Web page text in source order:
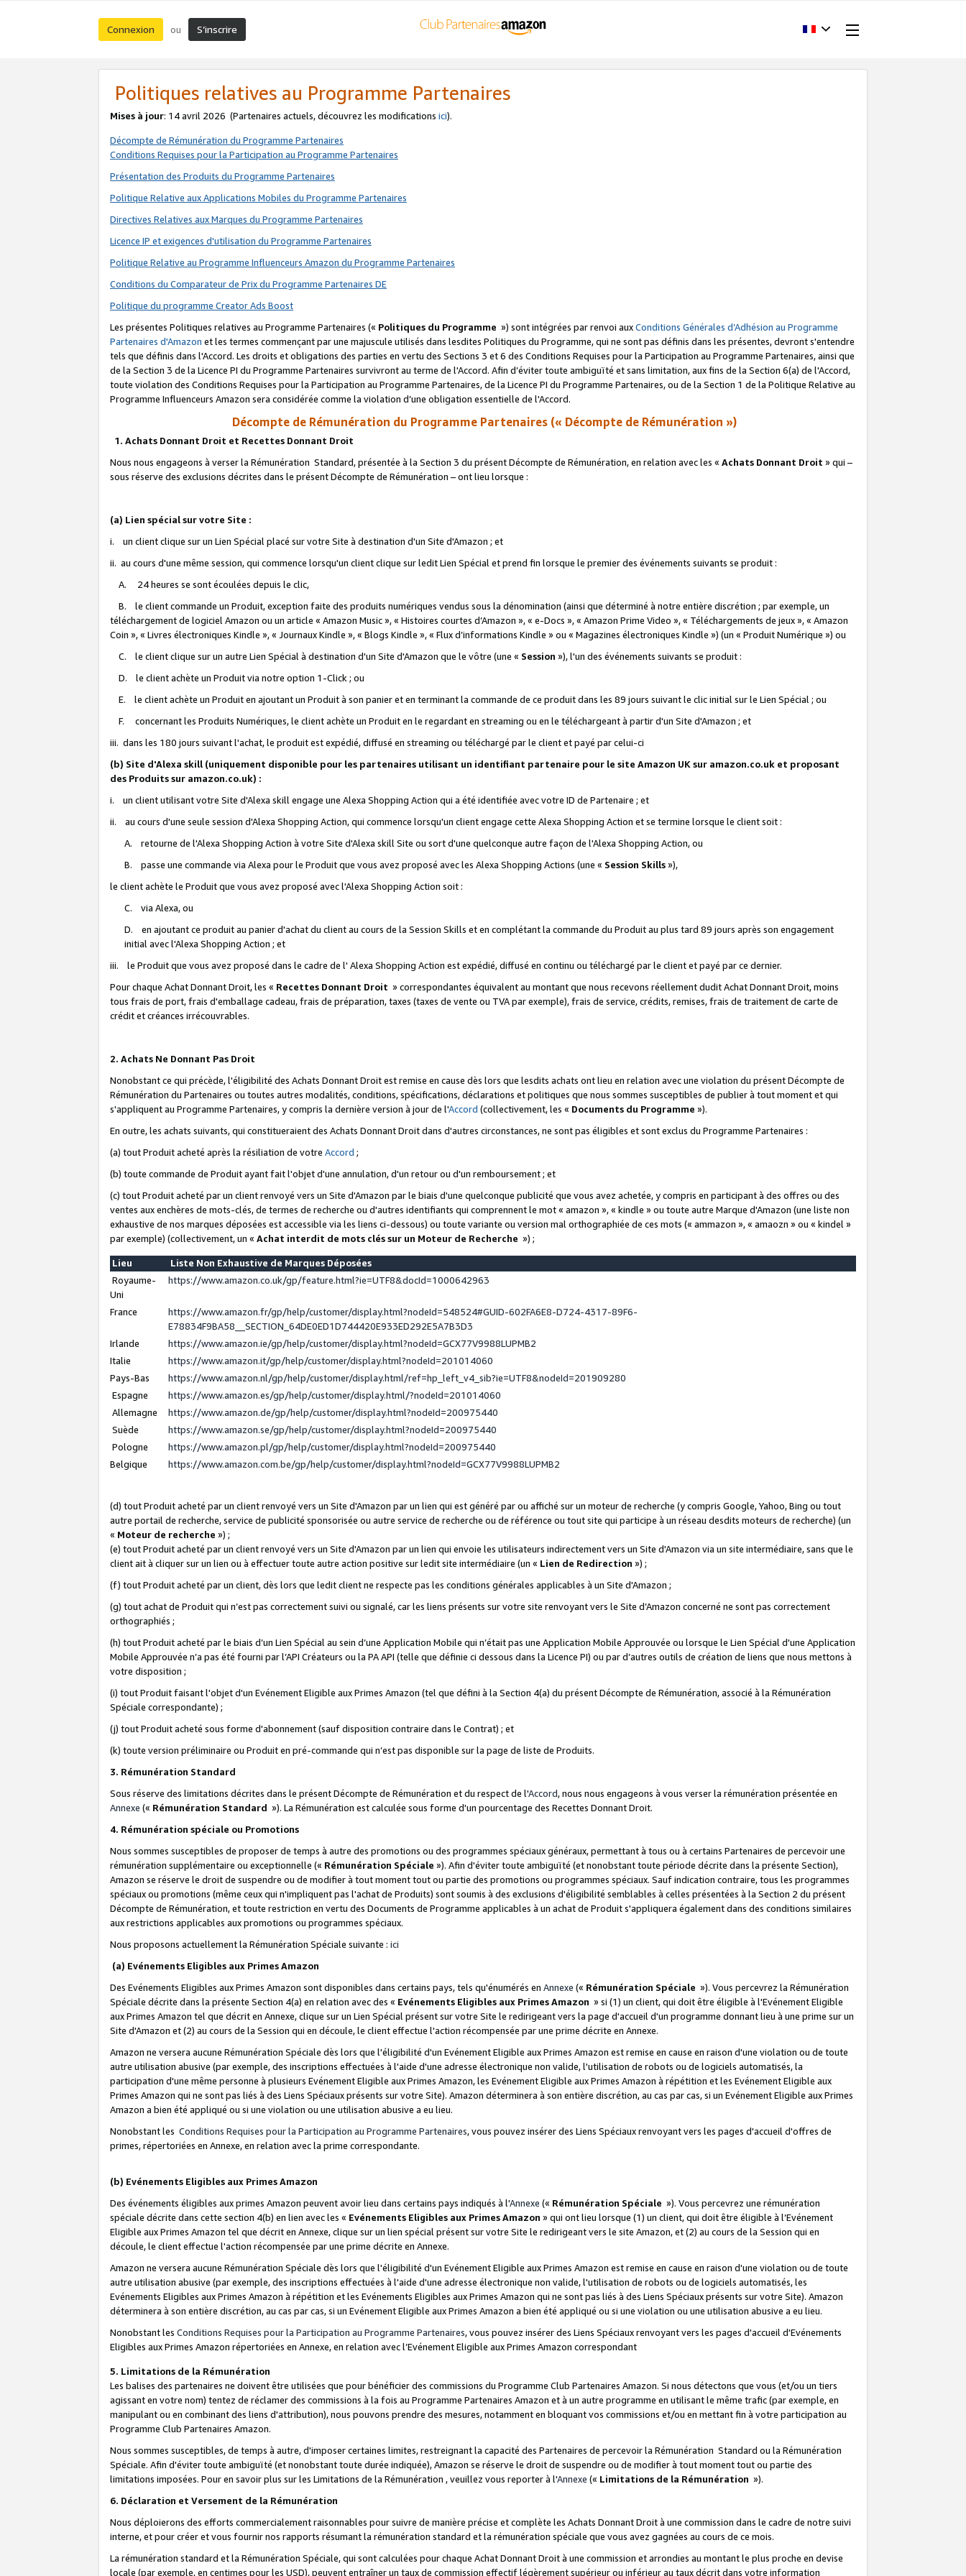
Connexion ou S’inscrire
Politiques relatives au Programme Partenaires
Mises à jour: 14 avril 2026 (Partenaires actuels, découvrez les modifications ici).
Décompte de Rémunération du Programme Partenaires
Conditions Requises pour la Participation au Programme Partenaires
Présentation des Produits du Programme Partenaires
Politique Relative aux Applications Mobiles du Programme Partenaires
Directives Relatives aux Marques du Programme Partenaires
Licence IP et exigences d'utilisation du Programme Partenaires
Politique Relative au Programme Influenceurs Amazon du Programme Partenaires
Conditions du Comparateur de Prix du Programme Partenaires DE
Politique du programme Creator Ads Boost
Les présentes Politiques relatives au Programme Partenaires (« Politiques du Programme ») sont intégrées par renvoi auxConditions Générales d’Adhésion au Programme
Partenaires d'Amazon et les termes commençant par une majuscule utilisés dans lesdites Politiques du Programme, qui ne sont pas définis dans les présentes, devront s'entendre
tels que définis dans l'Accord. Les droits et obligations des parties en vertu des Sections 3 et 6 des Conditions Requises pour la Participation au Programme Partenaires, ainsi que
de la Section 3 de la Licence PI du Programme Partenaires survivront au terme de l'Accord. Afin d’éviter toute ambiguïté et sans limitation, aux fins de la Section 6(a) de l'Accord,
toute violation des Conditions Requises pour la Participation au Programme Partenaires, de la Licence PI du Programme Partenaires, ou de la Section 1 de la Politique Relative au
Programme Influenceurs Amazon sera considérée comme la violation d’une obligation essentielle de l'Accord.
Décompte de Rémunération du Programme Partenaires (« Décompte de Rémunération »)
1. Achats Donnant Droit et Recettes Donnant Droit
Nous nous engageons à verser la Rémunération Standard, présentée à la Section 3 du présent Décompte de Rémunération, en relation avec les « Achats Donnant Droit » qui –
sous réserve des exclusions décrites dans le présent Décompte de Rémunération – ont lieu lorsque :
(a) Lien spécial sur votre Site :
i. un client clique sur un Lien Spécial placé sur votre Site à destination d'un Site d'Amazon ; et
ii. au cours d'une même session, qui commence lorsqu'un client clique sur ledit Lien Spécial et prend fin lorsque le premier des événements suivants se produit :
A. 24 heures se sont écoulées depuis le clic,
B. le client commande un Produit, exception faite des produits numériques vendus sous la dénomination (ainsi que déterminé à notre entière discrétion ; par exemple, un
téléchargement de logiciel Amazon ou un article « Amazon Music », « Histoires courtes d’Amazon », « e-Docs », « Amazon Prime Video », « Téléchargements de jeux », « Amazon
Coin », « Livres électroniques Kindle », « Journaux Kindle », « Blogs Kindle », « Flux d’informations Kindle » ou « Magazines électroniques Kindle ») (un « Produit Numérique ») ou
C. le client clique sur un autre Lien Spécial à destination d'un Site d'Amazon que le vôtre (une « Session »), l'un des événements suivants se produit :
D. le client achète un Produit via notre option 1-Click ; ou
E. le client achète un Produit en ajoutant un Produit à son panier et en terminant la commande de ce produit dans les 89 jours suivant le clic initial sur le Lien Spécial ; ou
F. concernant les Produits Numériques, le client achète un Produit en le regardant en streaming ou en le téléchargeant à partir d'un Site d'Amazon ; et
iii. dans les 180 jours suivant l'achat, le produit est expédié, diffusé en streaming ou téléchargé par le client et payé par celui-ci
(b) Site d'Alexa skill (uniquement disponible pour les partenaires utilisant un identifiant partenaire pour le site Amazon UK sur amazon.co.uk et proposant
des Produits sur amazon.co.uk) :
i. un client utilisant votre Site d'Alexa skill engage une Alexa Shopping Action qui a été identifiée avec votre ID de Partenaire ; et
ii. au cours d'une seule session d'Alexa Shopping Action, qui commence lorsqu'un client engage cette Alexa Shopping Action et se termine lorsque le client soit :
A. retourne de l'Alexa Shopping Action à votre Site d'Alexa skill Site ou sort d'une quelconque autre façon de l'Alexa Shopping Action, ou
B. passe une commande via Alexa pour le Produit que vous avez proposé avec les Alexa Shopping Actions (une « Session Skills»),
le client achète le Produit que vous avez proposé avec l'Alexa Shopping Action soit :
C. via Alexa, ou
D. en ajoutant ce produit au panier d'achat du client au cours de la Session Skills et en complétant la commande du Produit au plus tard 89 jours après son engagement
initial avec l'Alexa Shopping Action ; et
iii. le Produit que vous avez proposé dans le cadre de l' Alexa Shopping Action est expédié, diffusé en continu ou téléchargé par le client et payé par ce dernier.
Pour chaque Achat Donnant Droit, les « Recettes Donnant Droit » correspondantes équivalent au montant que nous recevons réellement dudit Achat Donnant Droit, moins
tous frais de port, frais d'emballage cadeau, frais de préparation, taxes (taxes de vente ou TVA par exemple), frais de service, crédits, remises, frais de traitement de carte de
crédit et créances irrécouvrables.
2. Achats Ne Donnant Pas Droit
Nonobstant ce qui précède, l'éligibilité des Achats Donnant Droit est remise en cause dès lors que lesdits achats ont lieu en relation avec une violation du présent Décompte de
Rémunération du Partenaires ou toutes autres modalités, conditions, spécifications, déclarations et politiques que nous sommes susceptibles de publier à tout moment et qui
s'appliquent au Programme Partenaires, y compris la dernière version à jour de l'Accord (collectivement, les « Documents du Programme »).
En outre, les achats suivants, qui constitueraient des Achats Donnant Droit dans d'autres circonstances, ne sont pas éligibles et sont exclus du Programme Partenaires :
(a) tout Produit acheté après la résiliation de votre Accord ;
(b) toute commande de Produit ayant fait l'objet d'une annulation, d'un retour ou d'un remboursement ; et
(c) tout Produit acheté par un client renvoyé vers un Site d'Amazon par le biais d'une quelconque publicité que vous avez achetée, y compris en participant à des offres ou des
ventes aux enchères de mots-clés, de termes de recherche ou d'autres identifiants qui comprennent le mot « amazon », « kindle » ou toute autre Marque d'Amazon (une liste non
exhaustive de nos marques déposées est accessible via les liens ci-dessous) ou toute variante ou version mal orthographiée de ces mots (« ammazon », « amaozn » ou « kindel »
par exemple) (collectivement, un « Achat interdit de mots clés sur un Moteur de Recherche ») ;
Lieu
Liste Non Exhaustive de Marques Déposées
Royaume-
Uni
https://www.amazon.co.uk/gp/feature.html?ie=UTF8&docId=1000642963
France
https://www.amazon.fr/gp/help/customer/display.html?nodeId=548524#GUID-602FA6E8-D724-4317-89F6-
E78834F9BA58__SECTION_64DE0ED1D744420E933ED292E5A7B3D3
Irlande
https://www.amazon.ie/gp/help/customer/display.html?nodeId=GCX77V9988LUPMB2
Italie
https://www.amazon.it/gp/help/customer/display.html?nodeId=201014060
Pays-Bas
https://www.amazon.nl/gp/help/customer/display.html/ref=hp_left_v4_sib?ie=UTF8&nodeId=201909280
Espagne
https://www.amazon.es/gp/help/customer/display.html/?nodeId=201014060
Allemagne
https://www.amazon.de/gp/help/customer/display.html?nodeId=200975440
Suède
https://www.amazon.se/gp/help/customer/display.html?nodeId=200975440
Pologne
https://www.amazon.pl/gp/help/customer/display.html?nodeId=200975440
Belgique
https://www.amazon.com.be/gp/help/customer/display.html?nodeId=GCX77V9988LUPMB2
(d) tout Produit acheté par un client renvoyé vers un Site d'Amazon par un lien qui est généré par ou affiché sur un moteur de recherche (y compris Google, Yahoo, Bing ou tout
autre portail de recherche, service de publicité sponsorisée ou autre service de recherche ou de référence ou tout site qui participe à un réseau desdits moteurs de recherche) (un
« Moteur de recherche ») ;
(e) tout Produit acheté par un client renvoyé vers un Site d'Amazon par un lien qui envoie les utilisateurs indirectement vers un Site d'Amazon via un site intermédiaire, sans que le
client ait à cliquer sur un lien ou à effectuer toute autre action positive sur ledit site intermédiaire (un « Lien de Redirection ») ;
(f) tout Produit acheté par un client, dès lors que ledit client ne respecte pas les conditions générales applicables à un Site d'Amazon ;
(g) tout achat de Produit qui n’est pas correctement suivi ou signalé, car les liens présents sur votre site renvoyant vers le Site d’Amazon concerné ne sont pas correctement
orthographiés ;
(h) tout Produit acheté par le biais d’un Lien Spécial au sein d’une Application Mobile qui n’était pas une Application Mobile Approuvée ou lorsque le Lien Spécial d'une Application
Mobile Approuvée n’a pas été fourni par l’API Créateurs ou la PA API (telle que définie ci dessous dans la Licence PI) ou par d’autres outils de création de liens que nous mettons à
votre disposition ;
(i) tout Produit faisant l'objet d'un Evénement Eligible aux Primes Amazon (tel que défini à la Section 4(a) du présent Décompte de Rémunération, associé à la Rémunération
Spéciale correspondante) ;
(j) tout Produit acheté sous forme d'abonnement (sauf disposition contraire dans le Contrat) ; et
(k) toute version préliminaire ou Produit en pré-commande qui n’est pas disponible sur la page de liste de Produits.
3. Rémunération Standard
Sous réserve des limitations décrites dans le présent Décompte de Rémunération et du respect de l'Accord, nous nous engageons à vous verser la rémunération présentée en
Annexe (« Rémunération Standard »). La Rémunération est calculée sous forme d'un pourcentage des Recettes Donnant Droit.
4. Rémunération spéciale ou Promotions
Nous sommes susceptibles de proposer de temps à autre des promotions ou des programmes spéciaux généraux, permettant à tous ou à certains Partenaires de percevoir une
rémunération supplémentaire ou exceptionnelle (« Rémunération Spéciale »). Afin d'éviter toute ambiguïté (et nonobstant toute période décrite dans la présente Section),
Amazon se réserve le droit de suspendre ou de modifier à tout moment tout ou partie des promotions ou programmes spéciaux. Sauf indication contraire, tous les programmes
spéciaux ou promotions (même ceux qui n'impliquent pas l'achat de Produits) sont soumis à des exclusions d'éligibilité semblables à celles présentées à la Section 2 du présent
Décompte de Rémunération, et toute restriction en vertu des Documents de Programme applicables à un achat de Produit s'appliquera également dans des conditions similaires
aux restrictions applicables aux promotions ou programmes spéciaux.
Nous proposons actuellement la Rémunération Spéciale suivante : ici
(a) Evénements Eligibles aux Primes Amazon
Des Evénements Eligibles aux Primes Amazon sont disponibles dans certains pays, tels qu'énumérés en Annexe (« Rémunération Spéciale »). Vous percevrez la Rémunération
Spéciale décrite dans la présente Section 4(a) en relation avec des « Evénements Eligibles aux Primes Amazon » si (1) un client, qui doit être éligible à l'Evénement Eligible
aux Primes Amazon tel que décrit en Annexe, clique sur un Lien Spécial présent sur votre Site le redirigeant vers la page d'accueil d'un programme donnant lieu à une prime sur un
Site d'Amazon et (2) au cours de la Session qui en découle, le client effectue l'action récompensée par une prime décrite en Annexe.
Amazon ne versera aucune Rémunération Spéciale dès lors que l'éligibilité d'un Evénement Eligible aux Primes Amazon est remise en cause en raison d'une violation ou de toute
autre utilisation abusive (par exemple, des inscriptions effectuées à l'aide d'une adresse électronique non valide, l'utilisation de robots ou de logiciels automatisés, la
participation d'une même personne à plusieurs Evénement Eligible aux Primes Amazon, les Evénement Eligible aux Primes Amazon à répétition et les Evénement Eligible aux
Primes Amazon qui ne sont pas liés à des Liens Spéciaux présents sur votre Site). Amazon déterminera à son entière discrétion, au cas par cas, si un Evénement Eligible aux Primes
Amazon a bien été appliqué ou si une violation ou une utilisation abusive a eu lieu.
Nonobstant les Conditions Requises pour la Participation au Programme Partenaires, vous pouvez insérer des Liens Spéciaux renvoyant vers les pages d'accueil d'offres de
primes, répertoriées en Annexe, en relation avec la prime correspondante.
(b) Evénements Eligibles aux Primes Amazon
Des événements éligibles aux primes Amazon peuvent avoir lieu dans certains pays indiqués à l'Annexe (« Rémunération Spéciale »). Vous percevrez une rémunération
spéciale décrite dans cette section 4(b) en lien avec les « Evénements Eligibles aux Primes Amazon » qui ont lieu lorsque (1) un client, qui doit être éligible à l’Evénement
Eligible aux Primes Amazon tel que décrit en Annexe, clique sur un lien spécial présent sur votre Site le redirigeant vers le site Amazon, et (2) au cours de la Session qui en
découle, le client effectue l'action récompensée par une prime décrite en Annexe.
Amazon ne versera aucune Rémunération Spéciale dès lors que l'éligibilité d'un Evénement Eligible aux Primes Amazon est remise en cause en raison d'une violation ou de toute
autre utilisation abusive (par exemple, des inscriptions effectuées à l'aide d'une adresse électronique non valide, l'utilisation de robots ou de logiciels automatisés, les
Evénements Eligibles aux Primes Amazon à répétition et les Evénements Eligibles aux Primes Amazon qui ne sont pas liés à des Liens Spéciaux présents sur votre Site). Amazon
déterminera à son entière discrétion, au cas par cas, si un Evénement Eligible aux Primes Amazon a bien été appliqué ou si une violation ou une utilisation abusive a eu lieu.
Nonobstant les Conditions Requises pour la Participation au Programme Partenaires, vous pouvez insérer des Liens Spéciaux renvoyant vers les pages d'accueil d'Evénements
Eligibles aux Primes Amazon répertoriées en Annexe, en relation avec l’Evénement Eligible aux Primes Amazon correspondant
5. Limitations de la Rémunération
Les balises des partenaires ne doivent être utilisées que pour bénéficier des commissions du Programme Club Partenaires Amazon. Si nous détectons que vous (et/ou un tiers
agissant en votre nom) tentez de réclamer des commissions à la fois au Programme Partenaires Amazon et à un autre programme en utilisant le même trafic (par exemple, en
manipulant ou en combinant des liens d'attribution), nous pouvons prendre des mesures, notamment en bloquant vos commissions et/ou en mettant fin à votre participation au
Programme Club Partenaires Amazon.
Nous sommes susceptibles, de temps à autre, d'imposer certaines limites, restreignant la capacité des Partenaires de percevoir la Rémunération Standard ou la Rémunération
Spéciale. Afin d'éviter toute ambiguïté (et nonobstant toute durée indiquée), Amazon se réserve le droit de suspendre ou de modifier à tout moment tout ou partie des
limitations imposées. Pour en savoir plus sur les Limitations de la Rémunération , veuillez vous reporter à l'Annexe (« Limitations de la Rémunération »).
6. Déclaration et Versement de la Rémunération
Nous déploierons des efforts commercialement raisonnables pour suivre de manière précise et complète les Achats Donnant Droit à une commission dans le cadre de notre suivi
interne, et pour créer et vous fournir nos rapports résumant la rémunération standard et la rémunération spéciale que vous avez gagnées au cours de ce mois.
La rémunération standard et la Rémunération Spéciale, qui sont calculées pour chaque Achat Donnant Droit à une commission et arrondies au montant le plus proche en devise
locale (par exemple, en centimes pour les USD), peuvent entraîner un taux de commission effectif légèrement supérieur ou inférieur au taux décrit dans votre information